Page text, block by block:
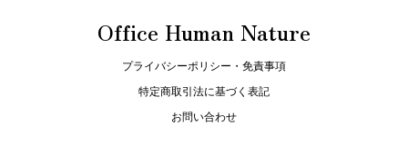
Office Human Nature
プライバシーポリシー・免責事項
特定商取引法に基づく表記
お問い合わせ